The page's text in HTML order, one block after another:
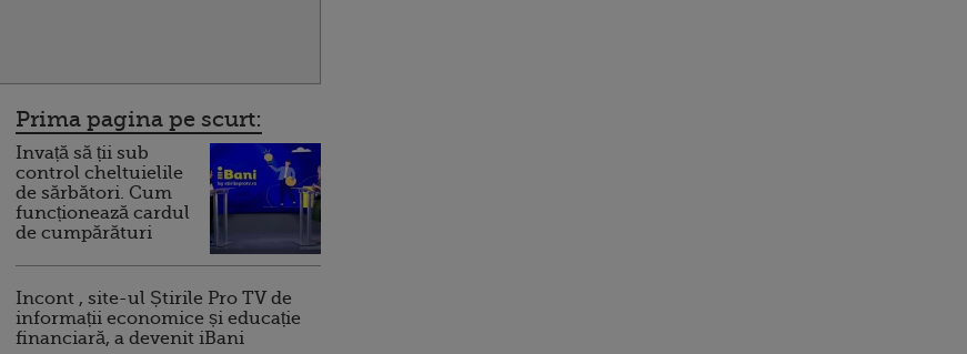
Prima pagina pe scurt:
Invață să ții sub
control cheltuielile
de sărbători. Cum
funcționează cardul
de cumpărături
Incont , site-ul Știrile Pro TV de
informații economice și educație
financiară, a devenit iBani